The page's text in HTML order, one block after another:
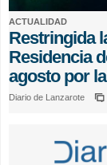
ACTUALIDAD
Restringida
Residencia
agosto por
Diario de Lanzarote